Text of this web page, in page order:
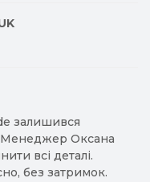
залишився
Менеджер Оксана
всі деталі.
без затримок.